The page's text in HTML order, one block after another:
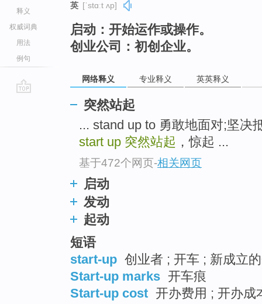
释义
权威词典
用法
例句
英 [ˈstɑːt ʌp]
启动：开始运作或操作。
创业公司：初创企业。
网络释义 专业释义 英英释义
突然站起
... stand up to 勇敢地面对;坚决
start up 突然站起 ，惊起 ...
基于472个网页-相关网页
启动
发动
起动
短语
start-up 创业者 ; 开车 ; 新成立
Start-up marks 开车痕
Start-up cost 开办费用 ; 开办成